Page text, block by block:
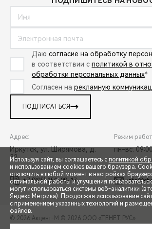
СПЕЦПРЕДЛОЖЕНИЯ
ЗАПИСЬ НА ТЕСТ-ДРАЙВ
Даю согласие на обработку
в соответствии с политикой в
обработки персональных данных*
Согласен на рекламную
ПОДПИСАТЬСЯ
Адрес:
Иркутск, ул. Ширямова, д.
32
Режим
пн-вс:
+7 (395) 250-09-17
© 2026 Акцент-М © 2026 ООО «ТЕНЕТ РУС»
Используя сайт, вы соглашаетесь с политикой
и использованием cookies вашего браузера.
отключить в любой момент в настройках
оптимальной работы и улучшения
могут использоваться системы веб-аналитики (в
Яндекс.Метрика). Продолжая использование
с применением указанных технологий и
файлов.